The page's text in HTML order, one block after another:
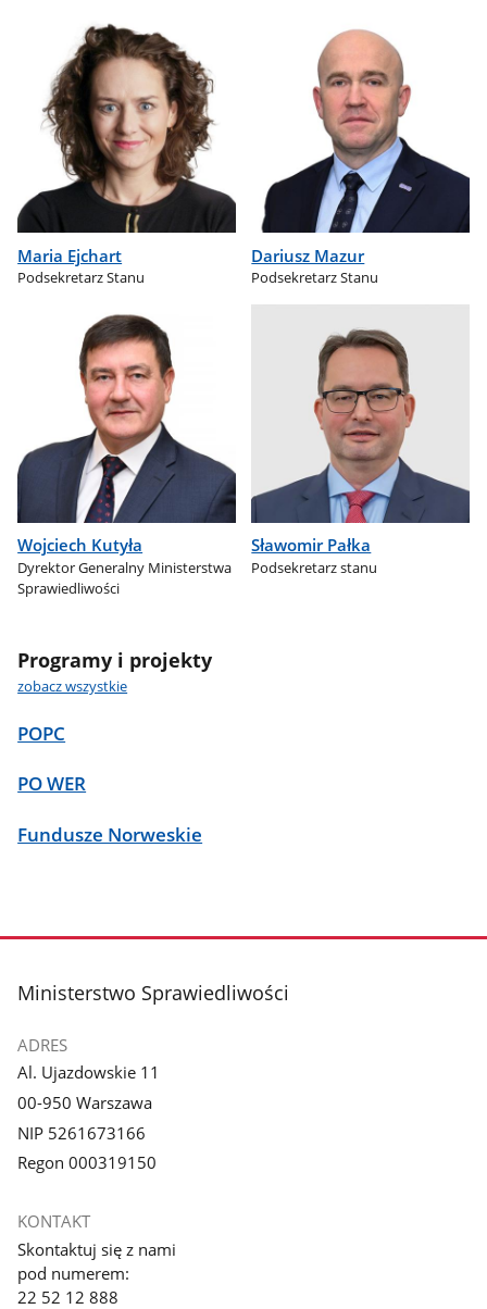
Maria Ejchart
Podsekretarz Stanu
Dariusz Mazur
Podsekretarz Stanu
Wojciech Kutyła
Dyrektor Generalny Ministerstwa
Sprawiedliwości
Sławomir Pałka
Podsekretarz stanu
Programy i projekty
zobacz wszystkie
POPC
PO WER
Fundusze Norweskie
stopka
Ministerstwo Sprawiedliwości
ADRES
Al. Ujazdowskie 11
00-950 Warszawa
NIP 5261673166
Regon 000319150
KONTAKT
Skontaktuj się z nami
pod numerem:
22 52 12 888